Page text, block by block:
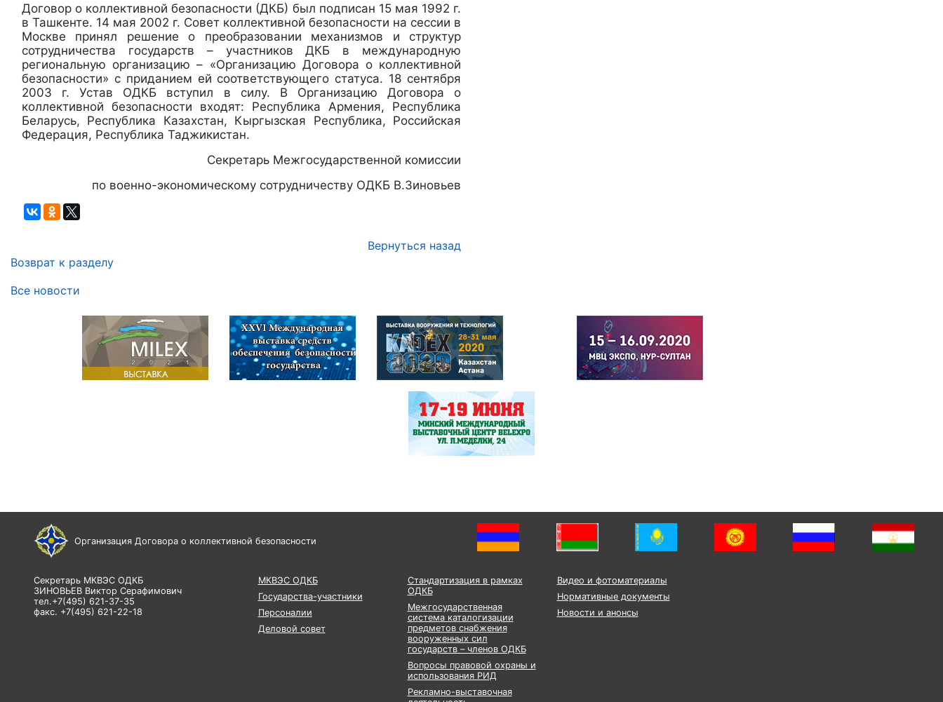
Договор о коллективной безопасности (ДКБ) был подписан 15 мая 1992 г.
в Ташкенте. 14 мая 2002 г. Совет коллективной безопасности на сессии в
Москве принял решение о преобразовании механизмов и структур
сотрудничества государств – участников ДКБ в международную
региональную организацию – «Организацию Договора о коллективной
безопасности» с приданием ей соответствующего статуса. 18 сентября
2003 г. Устав ОДКБ вступил в силу. В Организацию Договора о
коллективной безопасности входят: Республика Армения, Республика
Беларусь, Республика Казахстан, Кыргызская Республика, Российская
Федерация, Республика Таджикистан.
Секретарь Межгосударственной комиссии
по военно-экономическому сотрудничеству ОДКБ В.Зиновьев
Вернуться назад
Возврат к разделу
Все новости
Организация Договора о коллективной безопасности
Секретарь МКВЭС ОДКБ
ЗИНОВЬЕВ Виктор Серафимович
тел.+7(495) 621-37-35
факс. +7(495) 621-22-18
МКВЭС ОДКБ
Государства-участники
Персоналии
Деловой совет
Стандартизация в рамках
ОДКБ
Межгосударственная
система каталогизации
предметов снабжения
вооруженных сил
государств – членов ОДКБ
Вопросы правовой охраны и
использования РИД
Рекламно-выставочная
Видео и фотоматериалы
Нормативные документы
Новости и анонсы